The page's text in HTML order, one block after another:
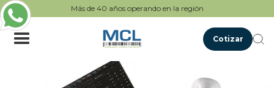
Más de 40 años operando en la región
Cotizar